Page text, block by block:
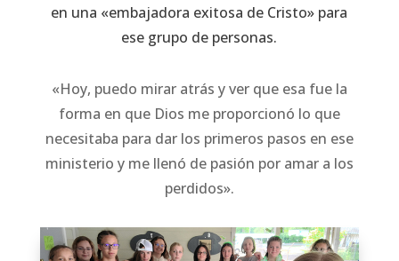
en una «embajadora exitosa de Cristo» para
ese grupo de personas.
«Hoy, puedo mirar atrás y ver que esa fue la
forma en que Dios me proporcionó lo que
necesitaba para dar los primeros pasos en ese
ministerio y me llenó de pasión por amar a los
perdidos».